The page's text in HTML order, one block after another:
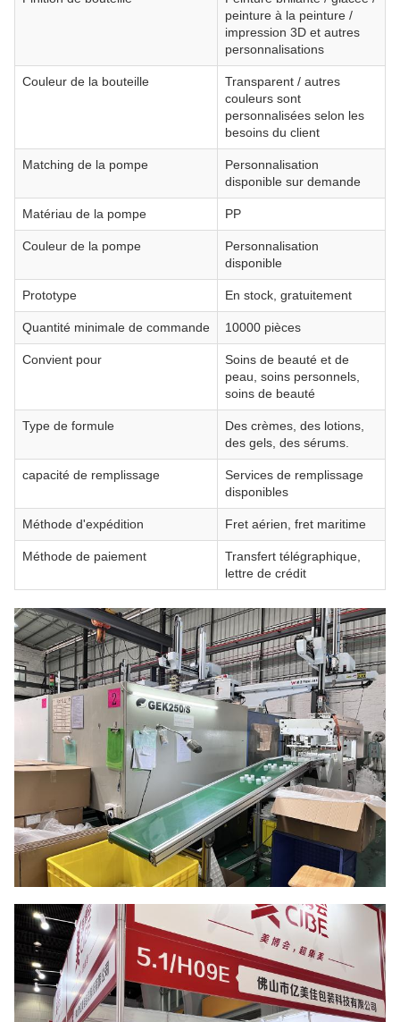
peinture à la peinture /
impression 3D et autres
personnalisations
Couleur de la bouteille
Transparent / autres
couleurs sont
personnalisées selon les
besoins du client
Matching de la pompe
Personnalisation
disponible sur demande
Matériau de la pompe PP
Couleur de la pompe
Personnalisation
disponible
Prototype En stock, gratuitement
Quantité minimale de commande 10000 pièces
Convient pour
Soins de beauté et de
peau, soins personnels,
soins de beauté
Type de formule
Des crèmes, des lotions,
des gels, des sérums.
capacité de remplissage
Services de remplissage
disponibles
Méthode d'expédition Fret aérien, fret maritime
Méthode de paiement
Transfert télégraphique,
lettre de crédit